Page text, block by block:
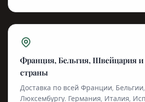
Франция, Бельгия, Швейцария и
страны
Доставка по всей Франции,
Люксембургу. Германия, Италия,